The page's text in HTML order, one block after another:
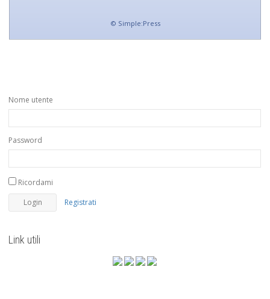
© Simple:Press
Nome utente
Password
Ricordami
Registrati
Link utili